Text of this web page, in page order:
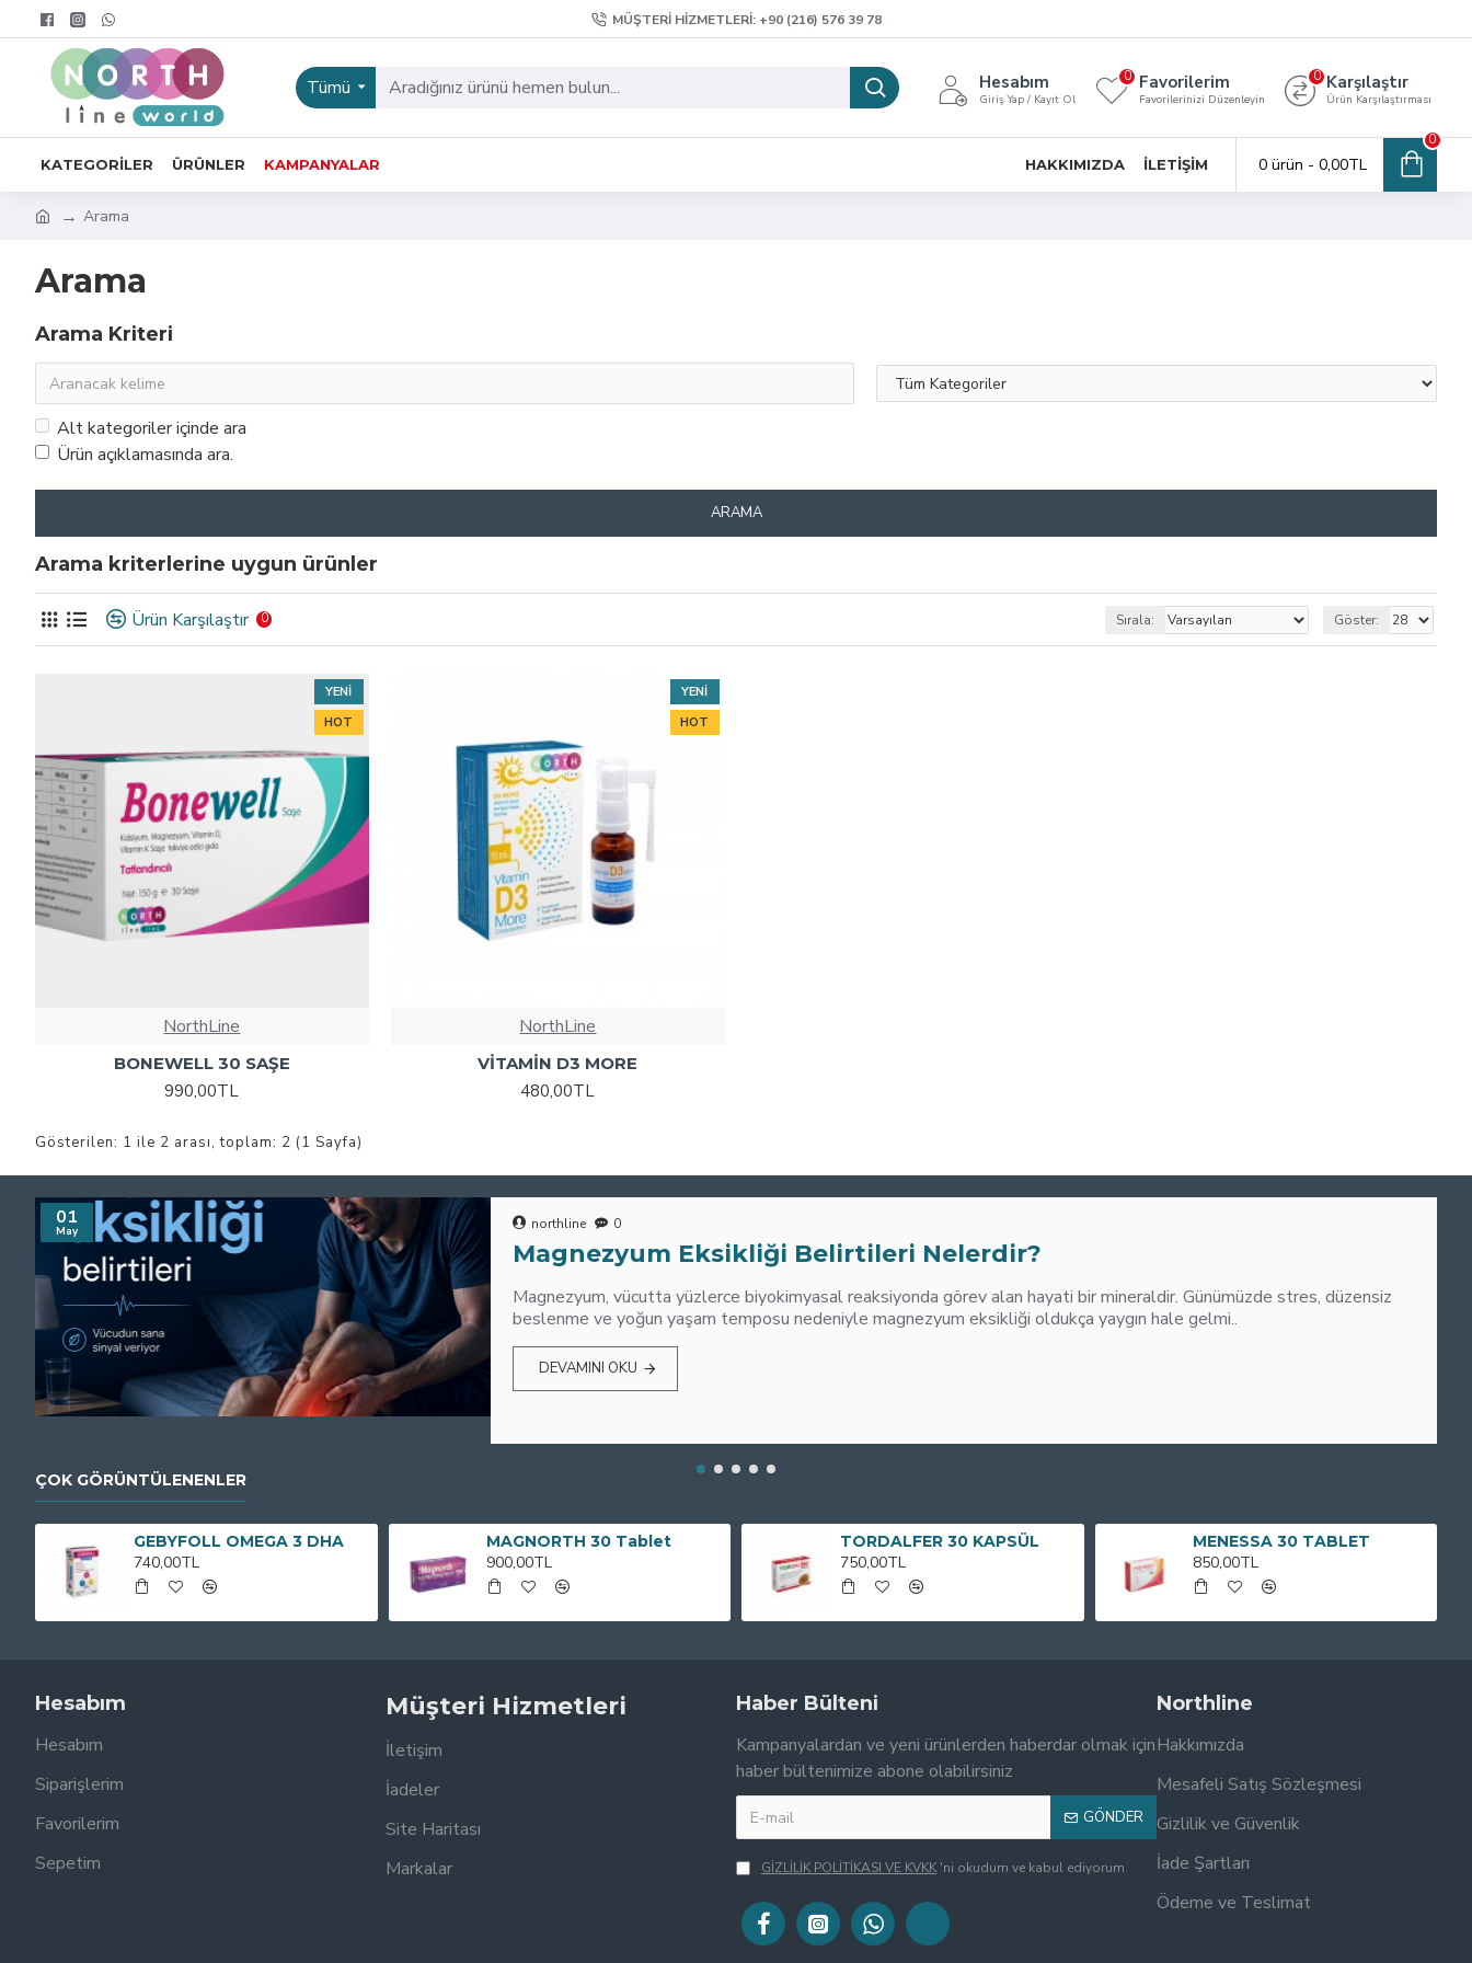
MÜŞTERI HIZMETLERI: +90 (216) 576 39 78
Tümü Hesabım
Giriş Yap / Kayıt Ol
Favorilerim
Favorilerinizi Düzenleyin
0 Karşılaştır
Ürün Karşılaştırması
0
KATEGORILER ÜRÜNLER KAMPANYALAR HAKKIMIZDA İLETIŞIM 0 ürün - 0,00TL
0
Arama
Arama
Arama Kriteri
Alt kategoriler içinde ara
Ürün açıklamasında ara.
ARAMA
Arama kriterlerine uygun ürünler
Ürün Karşılaştır 0 Sırala: Göster:
YENI
HOT
NorthLine
BONEWELL 30 SAŞE
990,00TL
YENI
HOT
NorthLine
VİTAMİN D3 MORE
480,00TL
Gösterilen: 1 ile 2 arası, toplam: 2 (1 Sayfa)
01
May northline 0
Magnezyum Eksikliği Belirtileri Nelerdir?
Magnezyum, vücutta yüzlerce biyokimyasal reaksiyonda görev alan hayati bir mineraldir. Günümüzde stres, düzensiz
beslenme ve yoğun yaşam temposu nedeniyle magnezyum eksikliği oldukça yaygın hale gelmi..
DEVAMINI OKU
ÇOK GÖRÜNTÜLENENLER
GEBYFOLL OMEGA 3 DHA
740,00TL
MAGNORTH 30 Tablet
900,00TL
TORDALFER 30 KAPSÜL
750,00TL
MENESSA 30 TABLET
850,00TL
Hesabım
Hesabım
Siparişlerim
Favorilerim
Sepetim
Müşteri Hizmetleri
İletişim
İadeler
Site Haritası
Markalar
Haber Bülteni
Kampanyalardan ve yeni ürünlerden haberdar olmak için
haber bültenimize abone olabilirsiniz
GÖNDER
GİZLİLİK POLİTİKASI VE KVKK 'ni okudum ve kabul ediyorum.
Northline
Hakkımızda
Mesafeli Satış Sözleşmesi
Gizlilik ve Güvenlik
İade Şartları
Ödeme ve Teslimat